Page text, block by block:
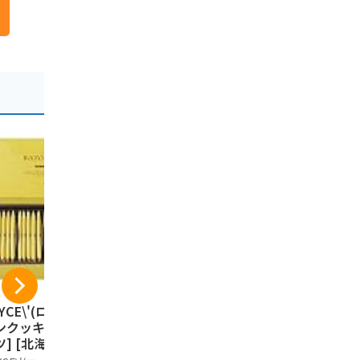
ロイズ) バ
クッキー[ココナ
] [北海道スイー